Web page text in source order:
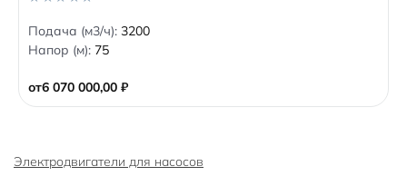
от6 070 000,00 ₽
0
o
u
f
5
Подача (м3/ч): 3200
Напор (м): 75
Электродвигатели для насосов